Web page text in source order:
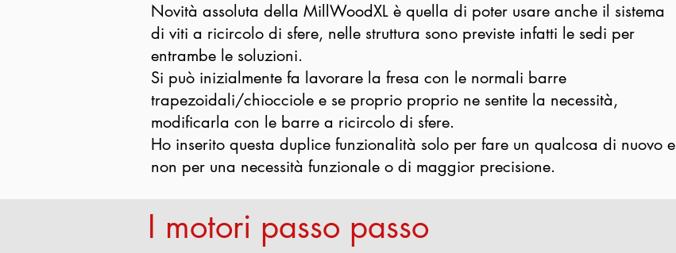
Novità assoluta della MillWoodXL è quella di poter usare anche il sistema
di viti a ricircolo di sfere, nelle struttura sono previste infatti le sedi per
entrambe le soluzioni.
Si può inizialmente fa lavorare la fresa con le normali barre
trapezoidali/chiocciole e se proprio proprio ne sentite la necessità,
modificarla con le barre a ricircolo di sfere.
Ho inserito questa duplice funzionalità solo per fare un qualcosa di nuovo e
non per una necessità funzionale o di maggior precisione.
I motori passo passo